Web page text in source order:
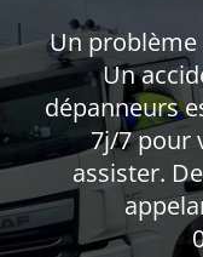
Un problème
Un
dépanneurs
7j/7 pour
assister.